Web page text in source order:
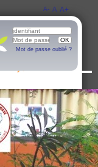
Avis des lecteurs
A- A A+
Mot de passe oublié ?